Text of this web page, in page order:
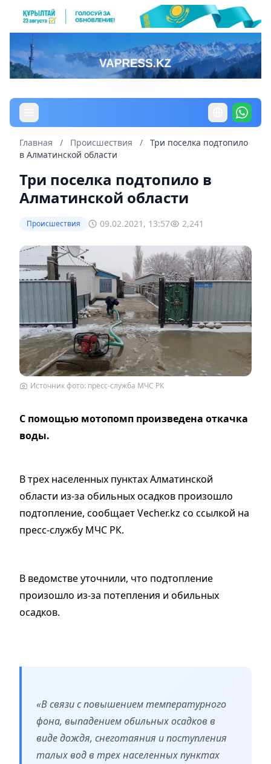
Главная / Происшествия /
Три поселка подтопило
в Алматинской области
Три поселка подтопило в
Алматинской области
Происшествия 09.02.2021, 13:57 2,241
Источник фото: пресс-служба МЧС РК
С помощью мотопомп произведена откачка
воды.
В трех населенных пунктах Алматинской
области из-за обильных осадков произошло
подтопление, сообщает Vecher.kz со ссылкой на
пресс-службу МЧС РК.
В ведомстве уточнили, что подтопление
произошло из-за потепления и обильных
осадков.
«В связи с повышением температурного
фона, выпадением обильных осадков в
виде дождя, снеготаяния и поступления
талых вод в трех населенных пунктах